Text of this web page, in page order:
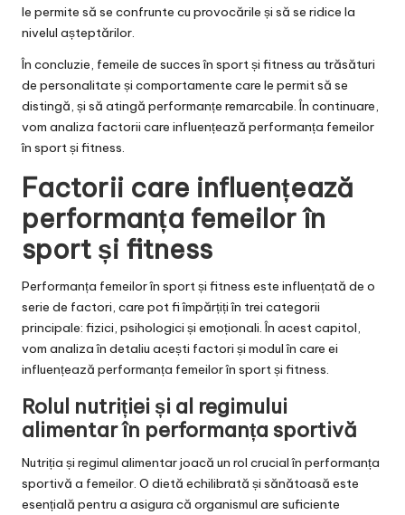
le permite să se confrunte cu provocările și să se ridice la
nivelul așteptărilor.
În concluzie, femeile de succes în sport și fitness au trăsături
de personalitate și comportamente care le permit să se
distingă, și să atingă performanțe remarcabile. În continuare,
vom analiza factorii care influențează performanța femeilor
în sport și fitness.
Factorii care influențează
performanța femeilor în
sport și fitness
Performanța femeilor în sport și fitness este influențată de o
serie de factori, care pot fi împărțiți în trei categorii
principale: fizici, psihologici și emoționali. În acest capitol,
vom analiza în detaliu acești factori și modul în care ei
influențează performanța femeilor în sport și fitness.
Rolul nutriției și al regimului
alimentar în performanța sportivă
Nutriția și regimul alimentar joacă un rol crucial în performanța
sportivă a femeilor. O dietă echilibrată și sănătoasă este
esențială pentru a asigura că organismul are suficiente